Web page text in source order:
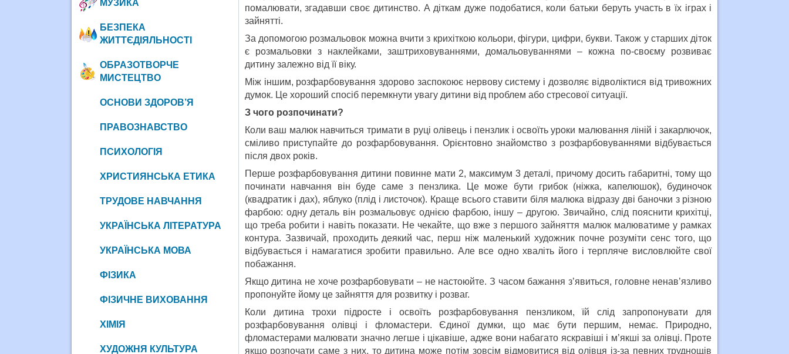
помалювати, згадавши своє дитинство. А діткам дуже подобатися, коли батьки беруть участь в їх іграх і
зайнятті.
За допомогою розмальовок можна вчити з крихіткою кольори, фігури, цифри, букви. Також у старших діток
є розмальовки з наклейками, заштриховуваннями, домальовуваннями – кожна по-своєму розвиває
дитину залежно від її віку.
Між іншим, розфарбовування здорово заспокоює нервову систему і дозволяє відволіктися від тривожних
думок. Це хороший спосіб перемкнути увагу дитини від проблем або стресової ситуації.
З чого розпочинати?
Коли ваш малюк навчиться тримати в руці олівець і пензлик і освоїть уроки малювання ліній і закарлючок,
сміливо приступайте до розфарбовування. Орієнтовно знайомство з розфарбовуваннями відбувається
після двох років.
Перше розфарбовування дитини повинне мати 2, максимум 3 деталі, причому досить габаритні, тому що
починати навчання він буде саме з пензлика. Це може бути грибок (ніжка, капелюшок), будиночок
(квадратик і дах), яблуко (плід і листочок). Краще всього ставити біля малюка відразу дві баночки з різною
фарбою: одну деталь він розмальовує однією фарбою, іншу – другою. Звичайно, слід пояснити крихітці,
що треба робити і навіть показати. Не чекайте, що вже з першого зайняття малюк малюватиме у рамках
контура. Зазвичай, проходить деякий час, перш ніж маленький художник почне розуміти сенс того, що
відбувається і намагатися зробити правильно. Але все одно хваліть його і терпляче висловлюйте свої
побажання.
Якщо дитина не хоче розфарбовувати – не настоюйте. З часом бажання з’явиться, головне ненав’язливо
пропонуйте йому це зайняття для розвитку і розваг.
Коли дитина трохи підросте і освоїть розфарбовування пензликом, їй слід запропонувати для
розфарбовування олівці і фломастери. Єдиної думки, що має бути першим, немає. Природно,
фломастерами малювати значно легше і цікавіше, адже вони набагато яскравіші і м’якші за олівці. Проте
якщо розпочати саме з них, то дитина може потім зовсім відмовитися від олівця із-за певних труднощів
МУЗИКА
БЕЗПЕКА
ЖИТТЄДІЯЛЬНОСТІ
ОБРАЗОТВОРЧЕ
МИСТЕЦТВО
ОСНОВИ ЗДОРОВ’Я
ПРАВОЗНАВСТВО
ПСИХОЛОГІЯ
ХРИСТИЯНСЬКА ЕТИКА
ТРУДОВЕ НАВЧАННЯ
УКРАЇНСЬКА ЛІТЕРАТУРА
УКРАЇНСЬКА МОВА
ФІЗИКА
ФІЗИЧНЕ ВИХОВАННЯ
ХІМІЯ
ХУДОЖНЯ КУЛЬТУРА